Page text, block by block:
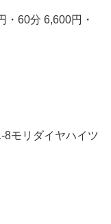
・60分 6,600円・
モリダイヤハイツ